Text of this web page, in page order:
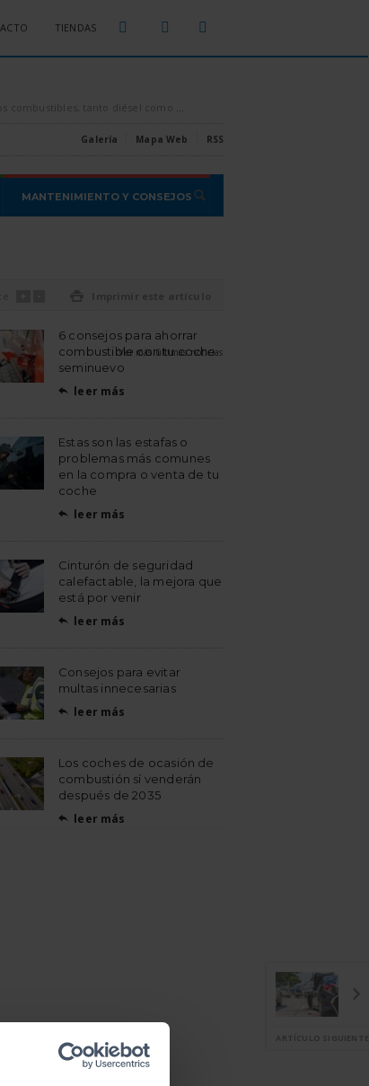
TIENDAS
es conveniente intentar ahorrar todo el combustible que se pueda, [...]
Galería Mapa Web RSS
MANTENIMIENTO Y CONSEJOS
Ver más últimas noticias
6 consejos para ahorrar
combustible con tu coche
seminuevo
 leer más
Estas son las estafas o
problemas más comunes
en la compra o venta de tu
coche
 leer más
Cinturón de seguridad
calefactable, la mejora que
está por venir
 leer más
Consejos para evitar
multas innecesarias
 leer más
Los coches de ocasión de
combustión sí venderán
después de 2035
 leer más